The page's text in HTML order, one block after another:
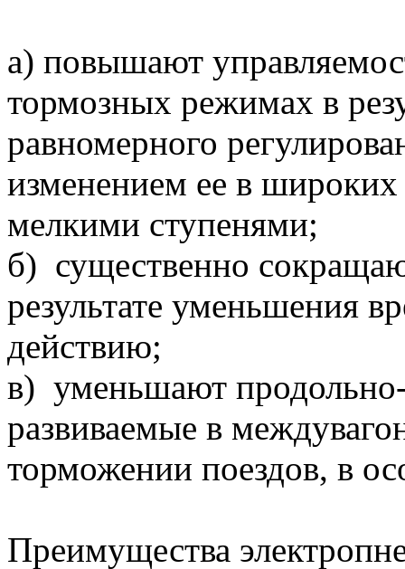
а) повышают
тормозных режимах в
равномерного
изменением ее в
мелкими ступенями;
б) существенно
результате уменьшения
действию;
в) уменьшают
развиваемые в
торможении поездов, в
Преимущества